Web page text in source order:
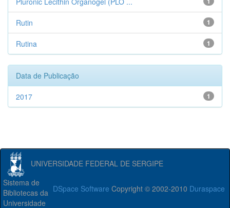
1
Rutin
1
Rutina
Data de Publicação
1
2017
UNIVERSIDADE FEDERAL DE SERGIPE
DSpace Software Copyright © 2002-2010 Duraspace
Sistema de
Bibliotecas da
Universidade